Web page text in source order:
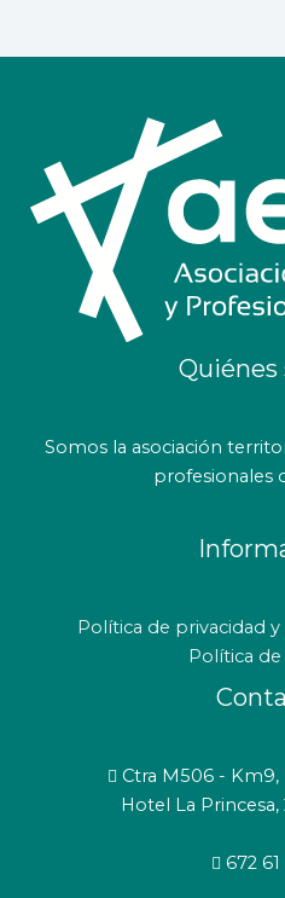
Quiénes
Somos la asociación
profesionales
Política de privacidad
Política
Ctra M506 -
Hotel La
672